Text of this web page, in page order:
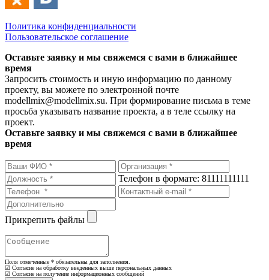
Политика конфиденциальности
Пользовательское соглашение
Оставьте заявку и мы свяжемся с вами в ближайшее
время
Запросить стоимость и иную информацию по данному
проекту, вы можете по электронной почте
modellmix@modellmix.su. При формирование письма в теме
просьба указывать название проекта, а в теле ссылку на
проект.
Оставьте заявку и мы свяжемся с вами в ближайшее
время
Телефон в формате: 81111111111
Прикрепить файлы
Поля отмеченные * обязательны для заполнения.
☑ Согласие на обработку введенных выше персональных данных
☑ Согласие на получение информационных сообщений